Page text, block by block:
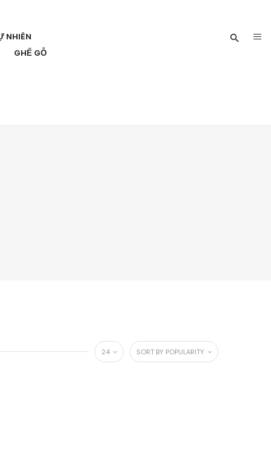
NHIÊN
GHẾ GỖ
SORT BY POPULARITY
24